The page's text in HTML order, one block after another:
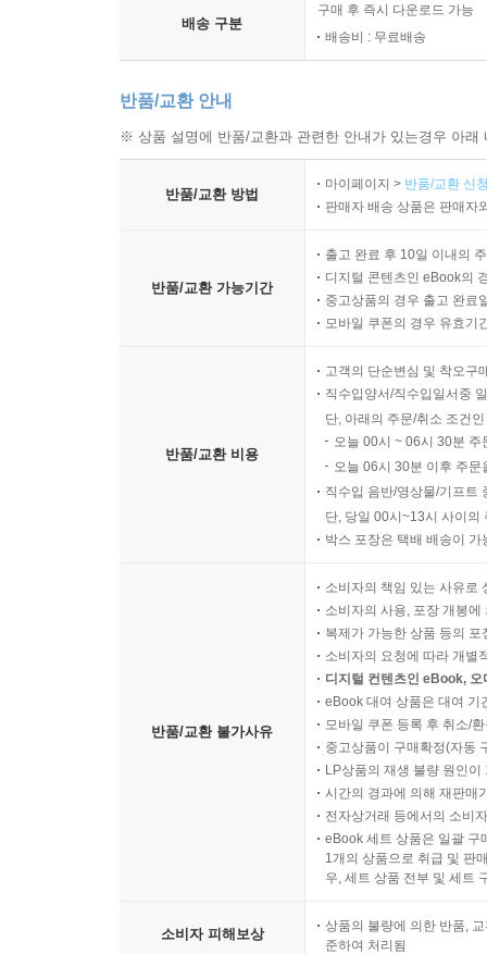
배송 구분
구매 후 즉시 다운로드 가능
배송비 : 무료배송
반품/교환 안내
※ 상품 설명에 반품/교환과 관련한 안내가 있는경우 아
반품/교환 방법
마이페이지 > 반품/교환 신
판매자 배송 상품은 판매자
반품/교환 가능기간
출고 완료 후 10일 이내의
디지털 콘텐츠인 eBook의
중고상품의 경우 출고 완료
모바일 쿠폰의 경우 유효기
반품/교환 비용
고객의 단순변심 및 착오구
직수입양서/직수입일서중
단, 아래의 주문/취소 조건
오늘 00시 ~ 06시 30분
오늘 06시 30분 이후 주
직수입 음반/영상물/기프트
단, 당일 00시~13시 사이의
박스 포장은 택배 배송이
반품/교환 불가사유
소비자의 책임 있는 사유로
소비자의 사용, 포장 개봉
복제가 가능한 상품 등의
소비자의 요청에 따라 개별
디지털 컨텐츠인 eBook,
eBook 대여 상품은 대여 기
모바일 쿠폰 등록 후 취소/
중고상품이 구매확정(자동
LP상품의 재생 불량 원인
시간의 경과에 의해 재판매
전자상거래 등에서의 소비
eBook 세트 상품은 일괄 구
1개의 상품으로 취급 및 판
우, 세트 상품 전부 및 세트
소비자 피해보상
상품의 불량에 의한 반품,
준하여 처리됨